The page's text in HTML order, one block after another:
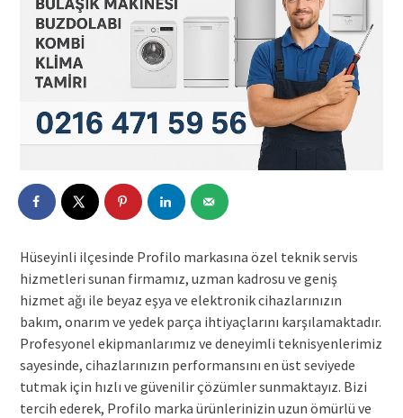
Hüseyinli ilçesinde Profilo markasına özel teknik servis
hizmetleri sunan firmamız, uzman kadrosu ve geniş
hizmet ağı ile beyaz eşya ve elektronik cihazlarınızın
bakım, onarım ve yedek parça ihtiyaçlarını karşılamaktadır.
Profesyonel ekipmanlarımız ve deneyimli teknisyenlerimiz
sayesinde, cihazlarınızın performansını en üst seviyede
tutmak için hızlı ve güvenilir çözümler sunmaktayız. Bizi
tercih ederek, Profilo marka ürünlerinizin uzun ömürlü ve